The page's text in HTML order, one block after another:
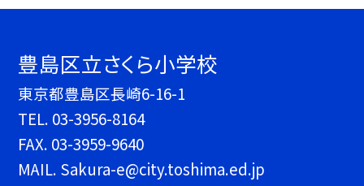
豊島区立さくら小学校
東京都豊島区長崎6-16-1
TEL. 03-3956-8164
FAX. 03-3959-9640
MAIL. Sakura-e@city.toshima.ed.jp